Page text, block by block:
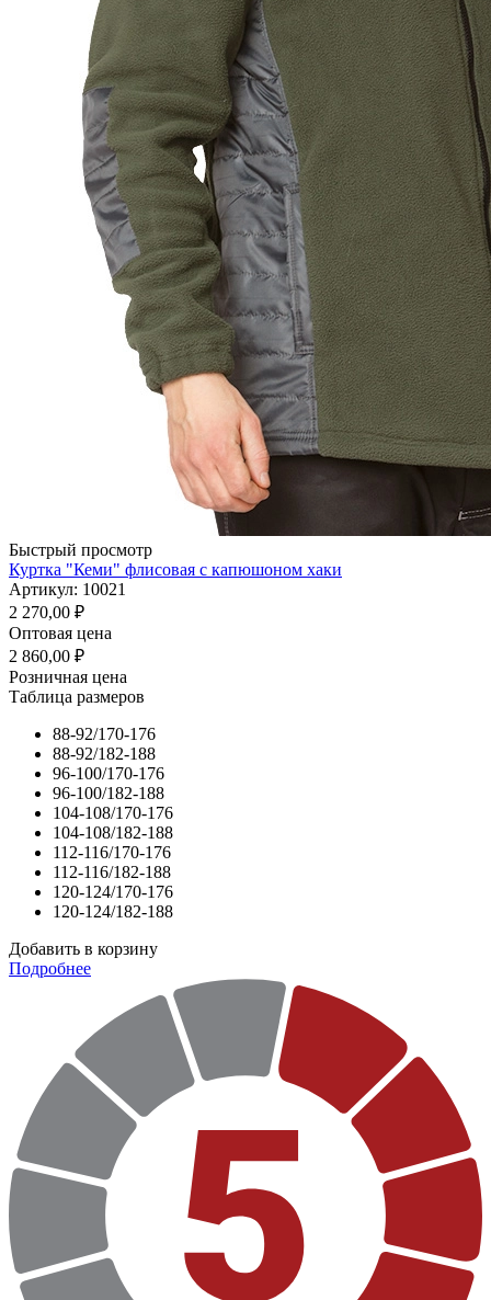
Быстрый просмотр
Куртка "Кеми" флисовая с капюшоном хаки
Артикул: 10021
2 270,00 ₽
Оптовая цена
2 860,00 ₽
Розничная цена
Таблица размеров
88-92/170-176
88-92/182-188
96-100/170-176
96-100/182-188
104-108/170-176
104-108/182-188
112-116/170-176
112-116/182-188
120-124/170-176
120-124/182-188
Добавить в корзину
Подробнее